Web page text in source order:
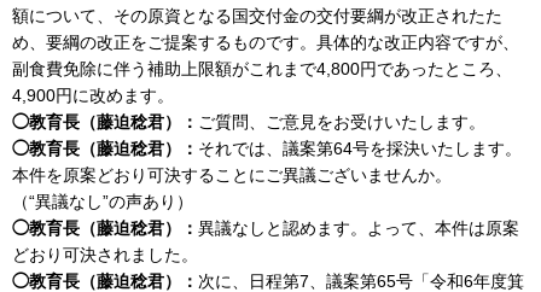
額について、その原資となる国交付金の交付要綱が改正されたた
め、要綱の改正をご提案するものです。具体的な改正内容ですが、
副食費免除に伴う補助上限額がこれまで4,800円であったところ、
4,900円に改めます。
◯教育長（藤迫稔君）： ご質問、ご意見をお受けいたします。
◯教育長（藤迫稔君）： それでは、議案第64号を採決いたします。
本件を原案どおり可決することにご異議ございませんか。
（“異議なし”の声あり）
◯教育長（藤迫稔君）： 異議なしと認めます。よって、本件は原案
どおり可決されました。
◯教育長（藤迫稔君）： 次に、日程第7、議案第65号「令和6年度箕